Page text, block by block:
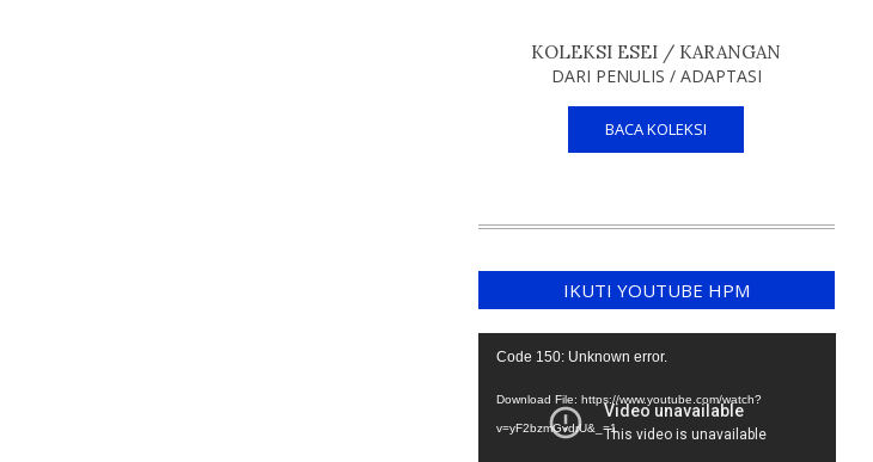
KOLEKSI ESEI / KARANGAN
DARI PENULIS / ADAPTASI
BACA KOLEKSI
IKUTI YOUTUBE HPM
Video
Code 150: Unknown error.
Download File: https://www.youtube.com/watch?
v=yF2bzmGvdrU&_=1